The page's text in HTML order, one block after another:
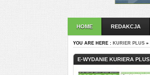
HOME REDAKCJA
YOU ARE HERE : KURIER PLUS »
E-WYDANIE KURIERA PLUS